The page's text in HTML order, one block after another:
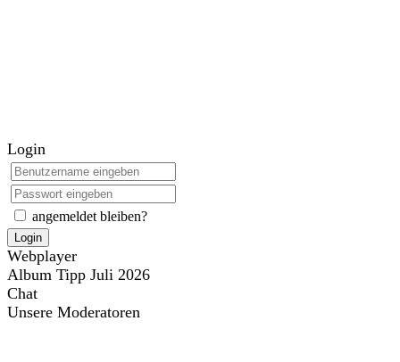
Login
angemeldet bleiben?
Login
Webplayer
Album Tipp Juli 2026
Chat
Unsere Moderatoren